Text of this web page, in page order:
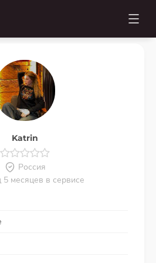
Katrin
Россия
5 месяцев в сервисе